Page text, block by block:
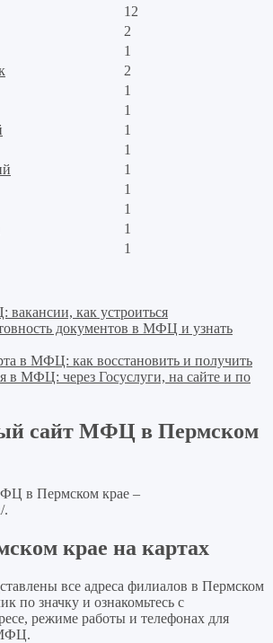
12
2
1
2
1
1
1
1
1
1
1
1
1
как устроиться
документов в МФЦ и узнать
в МФЦ: как восстановить и получить
в МФЦ: через Госуслуги, на сайте и по
сайт МФЦ в Пермском
в Пермском крае –
.
крае на картах
все адреса филиалов в Пермском
по значку и ознакомьтесь с
режиме работы и телефонах для